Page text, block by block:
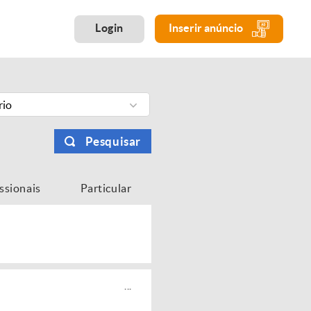
Login Inserir anúncio
Pesquisar
Particular